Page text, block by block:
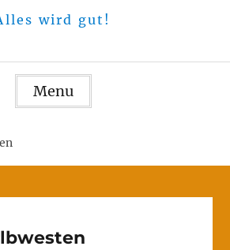
wird gut!
Menu